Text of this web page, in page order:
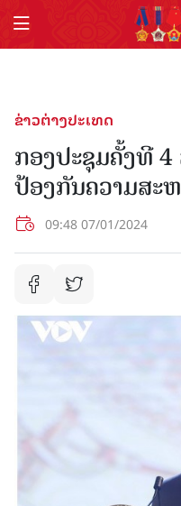
ຂ່າວຕ່າງປະເທດ
ກອງປະຊຸມຄັ້ງທີ
ປ້ອງກັນຄວາມສະ
09:48 07/01/2024